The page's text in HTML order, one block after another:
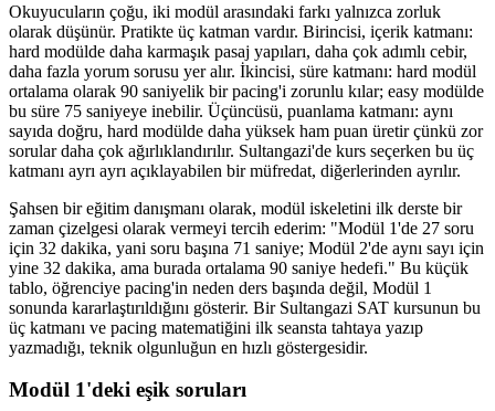
Okuyucuların çoğu, iki modül arasındaki farkı yalnızca zorluk
olarak düşünür. Pratikte üç katman vardır. Birincisi, içerik katmanı:
hard modülde daha karmaşık pasaj yapıları, daha çok adımlı cebir,
daha fazla yorum sorusu yer alır. İkincisi, süre katmanı: hard modül
ortalama olarak 90 saniyelik bir pacing'i zorunlu kılar; easy modülde
bu süre 75 saniyeye inebilir. Üçüncüsü, puanlama katmanı: aynı
sayıda doğru, hard modülde daha yüksek ham puan üretir çünkü zor
sorular daha çok ağırlıklandırılır. Sultangazi'de kurs seçerken bu üç
katmanı ayrı ayrı açıklayabilen bir müfredat, diğerlerinden ayrılır.
Şahsen bir eğitim danışmanı olarak, modül iskeletini ilk derste bir
zaman çizelgesi olarak vermeyi tercih ederim: "Modül 1'de 27 soru
için 32 dakika, yani soru başına 71 saniye; Modül 2'de aynı sayı için
yine 32 dakika, ama burada ortalama 90 saniye hedefi." Bu küçük
tablo, öğrenciye pacing'in neden ders başında değil, Modül 1
sonunda kararlaştırıldığını gösterir. Bir Sultangazi SAT kursunun bu
üç katmanı ve pacing matematiğini ilk seansta tahtaya yazıp
yazmadığı, teknik olgunluğun en hızlı göstergesidir.
Modül 1'deki eşik soruları